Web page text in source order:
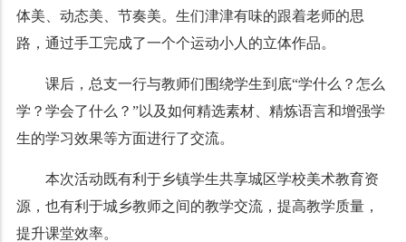
体美、动态美、节奏美。 生们津津有味的跟着老师的思
路 ，通过手工完成了一个个运动小人的立体作品。
课后，总支一行与教师们围绕学生到底“学什么？怎么
学？学会了什么？”以及如何精选素材、精炼语言和增强学
生的学习效果等方面进行了交流。
本次活动既有利于乡镇学生共享城区学校美术教育资
源，也有利于城乡教师之间的教学交流，提高教学质量，
提升课堂效率。